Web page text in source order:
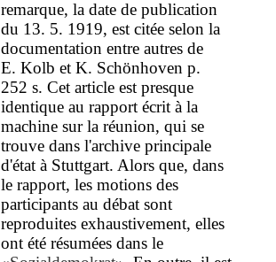
remarque, la date de publication
du 13. 5. 1919, est citée selon la
documentation entre autresde
E. Kolb et K. Schönhoven p.
252 s. Cet article est presque
identique au rapport écrit àla
machine sur la réunion, qui se
trouvedans l'archive principale
d'état à Stuttgart. Alors que, dans
le rapport, les motionsdes
participants au débat sont
reproduites exhaustivement, elles
ont été résumées dans le